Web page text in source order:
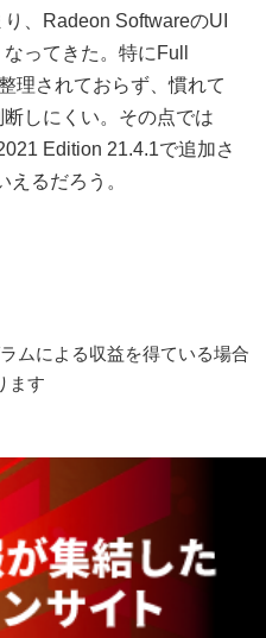
、Radeon SoftwareのUI
ってきた。特にFull
理されておらず、慣れて
しにくい。その点では
Edition 21.4.1で追加さ
るだろう。
ムによる収益を得ている場合
ます